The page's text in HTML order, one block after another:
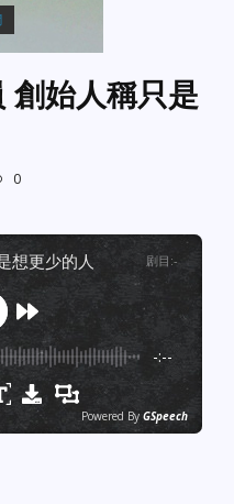
始人稱只是
0
想更少的人 剧目 :-
-:--
Powered By GSpeech